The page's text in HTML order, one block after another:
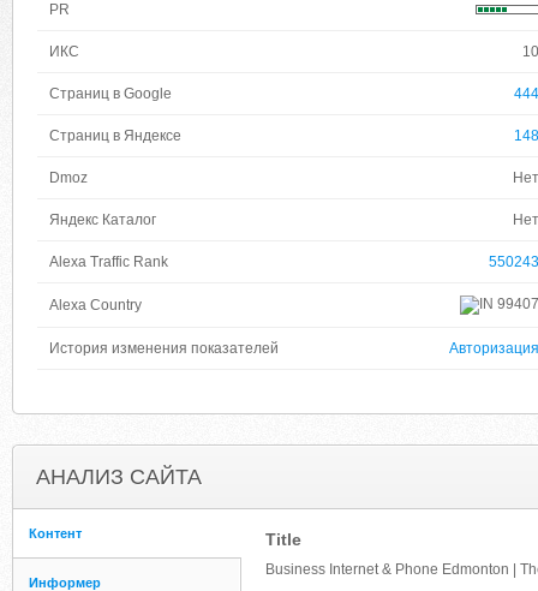
PR
ИКС 10
Страниц в Google 444
Страниц в Яндексе 148
Dmoz Нет
Яндекс Каталог Нет
Alexa Traffic Rank 550243
Alexa Country 99407
История изменения показателей Авторизация
АНАЛИЗ САЙТА
Контент
Информер
Title
Business Internet & Phone Edmonton |